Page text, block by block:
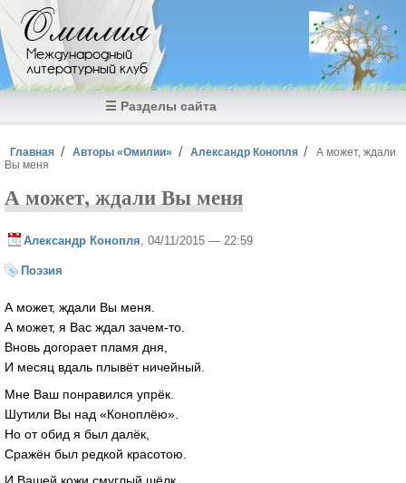
Перейти к основному содержанию
Омилия
Международный
литературный клуб
☰ Разделы сайта
Вы здесь
Главная Авторы «Омилии» Александр Конопля
А может, ждали
Вы меня
А может, ждали Вы меня
Александр Конопля , 04/11/2015 — 22:59
Поэзия
А может, ждали Вы меня.
А может, я Вас ждал зачем-то.
Вновь догорает пламя дня,
И месяц вдаль плывёт ничейный.
Мне Ваш понравился упрёк.
Шутили Вы над «Коноплёю».
Но от обид я был далёк,
Сражён был редкой красотою.